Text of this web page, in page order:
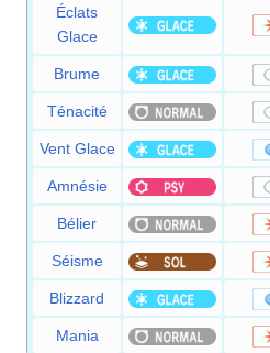
Éclats
Glace
Brume
Ténacité
Vent Glace
Amnésie
Bélier
Séisme
Blizzard
Mania